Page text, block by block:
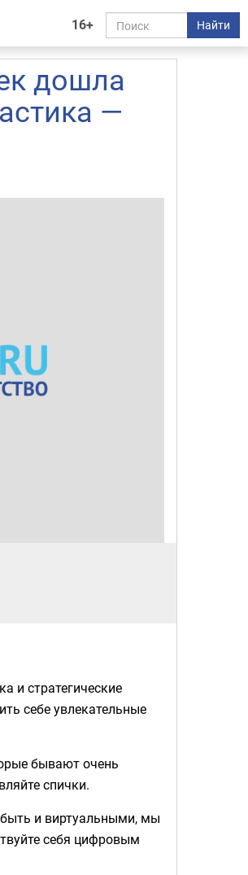
16+ Найти
дошла
—
и стратегические
себе увлекательные
бывают очень
спички.
быть и виртуальными, мы
себя цифровым